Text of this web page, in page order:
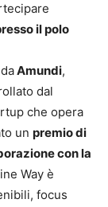
il polo
Amundi,
dal
che opera
un premio di
con la
Way è
focus